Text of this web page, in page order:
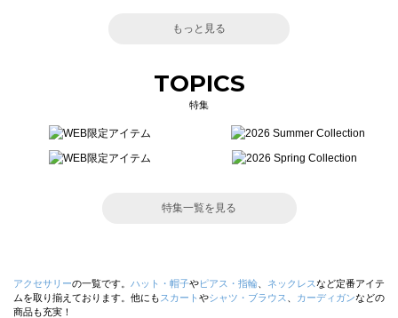
もっと見る
TOPICS
特集
特集一覧を見る
アクセサリーの一覧です。 ハット・帽子やピアス・指輪 ネックレスなど定番アイテ
ムを取り揃えております。他にも スカート やシャツ・ブラウス カーディガンなどの
商品も充実！